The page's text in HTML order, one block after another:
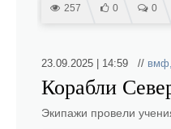
257 0 0
23.09.2025 | 14:59 // вмф,
Корабли
Экипажи провели